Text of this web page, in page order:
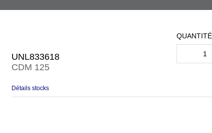
UNL833618
CDM 125
QUANTITÉ
Détails stocks